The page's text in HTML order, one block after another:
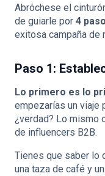
Abróchese el
de guiarle por 4
exitosa campaña de
Paso 1:
Lo primero es lo
empezarías un viaje
¿verdad? Lo mismo
de influencers B2B.
Tienes que saber lo
una taza de café y